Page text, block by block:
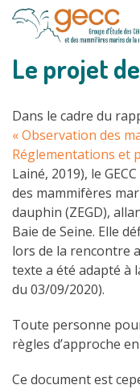
Passer
Le projet
Dans le cadre du
« Observation des
Réglementations et
Lainé, 2019), le
des mammifères
dauphin (ZEGD),
Baie de Seine. Elle
lors de la rencontre
texte a été adapté à
du 03/09/2020).
Toute personne
règles d’approche
Ce document est